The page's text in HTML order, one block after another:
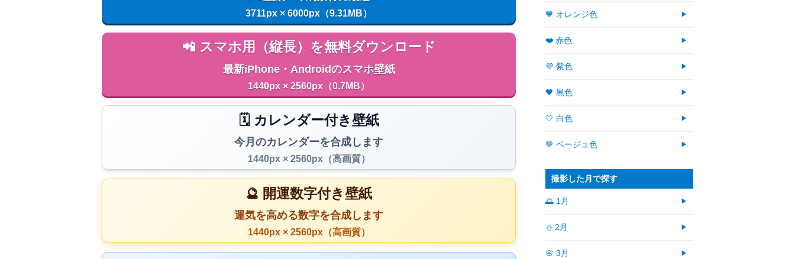
3711px × 6000px（9.31MB）
📲 スマホ用（縦長）を無料ダウンロード
最新iPhone・Androidのスマホ壁紙
1440px × 2560px（0.7MB）
🗓️ カレンダー付き壁紙
今月のカレンダーを合成します
1440px × 2560px（高画質）
🔮 開運数字付き壁紙
運気を高める数字を合成します
1440px × 2560px（高画質）
🧡 オレンジ色
❤️ 赤色
💜 紫色
🖤 黒色
🤍 白色
🤎 ベージュ色
撮影した月で探す
🌅 1月
⛄ 2月
🌸 3月